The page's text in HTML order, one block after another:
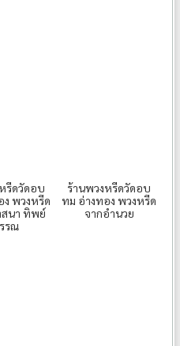
รีดวัดอบ
พวงหรีด
สนา ทิพย์
รณ
ร้านพวงหรีดวัดอบ
ทม อ่างทอง พวงหรีด
จากอำนวย